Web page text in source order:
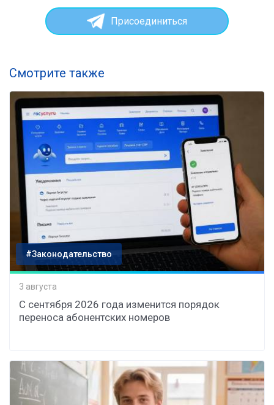
Присоединиться
Смотрите также
#Законодательство
3 августа
С сентября 2026 года изменится порядок
переноса абонентских номеров